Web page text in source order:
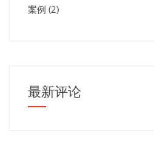
案例 (2)
最新评论